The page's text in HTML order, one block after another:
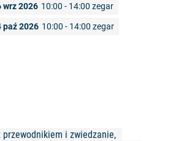
wrz 2026 10:00 - 14:00 zegar
paź 2026 10:00 - 14:00 zegar
przewodnikiem i zwiedzanie,